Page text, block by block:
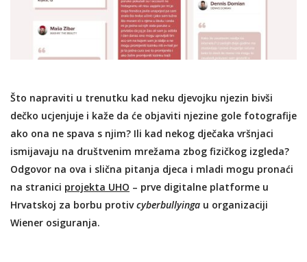
Što napraviti u trenutku kad neku djevojku njezin bivši
dečko ucjenjuje i kaže da će objaviti njezine gole fotografije
ako ona ne spava s njim? Ili kad nekog dječaka vršnjaci
ismijavaju na društvenim mrežama zbog fizičkog izgleda?
Odgovor na ova i slična pitanja djeca i mladi mogu pronaći
na stranici projekta UHO – prve digitalne platforme u
Hrvatskoj za borbu protivcyberbullyinga u organizaciji
Wiener osiguranja.